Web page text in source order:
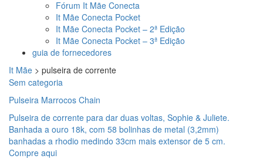
Fórum It Mãe Conecta
It Mãe Conecta Pocket
It Mãe Conecta Pocket – 2ª Edição
It Mãe Conecta Pocket – 3ª Edição
guia de fornecedores
It Mãe > pulseira de corrente
Sem categoria
Pulseira Marrocos Chain
Pulseira de corrente para dar duas voltas, Sophie & Juliete.
Banhada a ouro 18k, com 58 bolinhas de metal (3,2mm)
banhadas a rhodio medindo 33cm mais extensor de 5 cm.
Compre aqui